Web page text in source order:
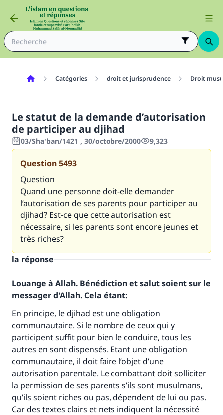
Catégories droit et jurisprudence Droit
Le statut de la demande d’autorisation
de participer au djihad
03/Sha'ban/1421 , 30/octobre/2000 9,323
Question5493
Question
Quand une personne doit-elle demander
l’autorisation de ses parents pour participer au
djihad? Est-ce que cette autorisation est
nécessaire, si les parents sont encore jeunes et
très riches?
la réponse
Louange à Allah. Bénédiction et salut soient sur le
messager d'Allah. Cela étant:
En principe, le djihad est une obligation
communautaire. Si le nombre de ceux qui y
participent suffit pour bien le conduire, tous les
autres en sont dispensés. Etant une obligation
communautaire, il doit faire l’objet d’une
autorisation parentale. Le combattant doit solliciter
la permission de ses parents s’ils sont musulmans,
qu’ils soient riches ou pas, dépendent de lui ou pas.
Car des textes clairs et nets indiquent la nécessité